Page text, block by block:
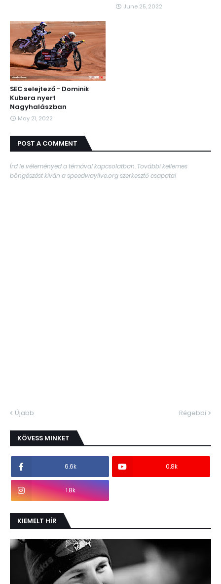
June 25, 2022
SEC selejtező - Dominik
Kubera nyert
Nagyhalászban
May 21, 2022
POST A COMMENT
Írd le véleményed a témával kapcsolatban. További kellemes
böngészést kíván a speedwaylive.org szerkesztő csapata!
Újabb Régebbi
KÖVESS MINKET
6.6k 0.8k
1.8k
KIEMELT HÍR